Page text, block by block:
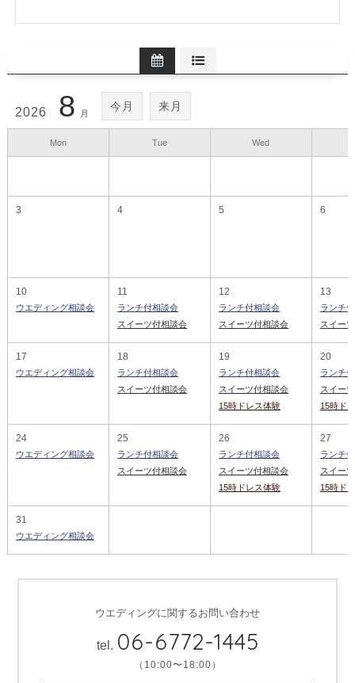
2026 8 月
今月 来月
Mon Tue Wed
3 4 5 6
10
ウエディング相談会
11
ランチ付相談会
スイーツ付相談会
12
ランチ付相談会
スイーツ付相談会
13
ランチ
スイー
17
ウエディング相談会
18
ランチ付相談会
スイーツ付相談会
19
ランチ付相談会
スイーツ付相談会
15時ドレス体験
20
ランチ
スイー
15時ド
24
ウエディング相談会
25
ランチ付相談会
スイーツ付相談会
26
ランチ付相談会
スイーツ付相談会
15時ドレス体験
27
ランチ
スイー
15時ド
31
ウエディング相談会
ウエディングに関するお問い合わせ
tel. 06-6772-1445
（10:00〜18:00）